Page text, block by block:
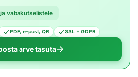
vabakutselistele
PDF, e-post, QR SSL + GDPR
arve tasuta